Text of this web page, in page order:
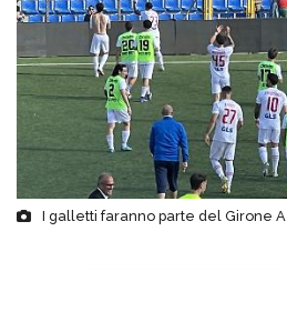
I galletti faranno parte del Girone A